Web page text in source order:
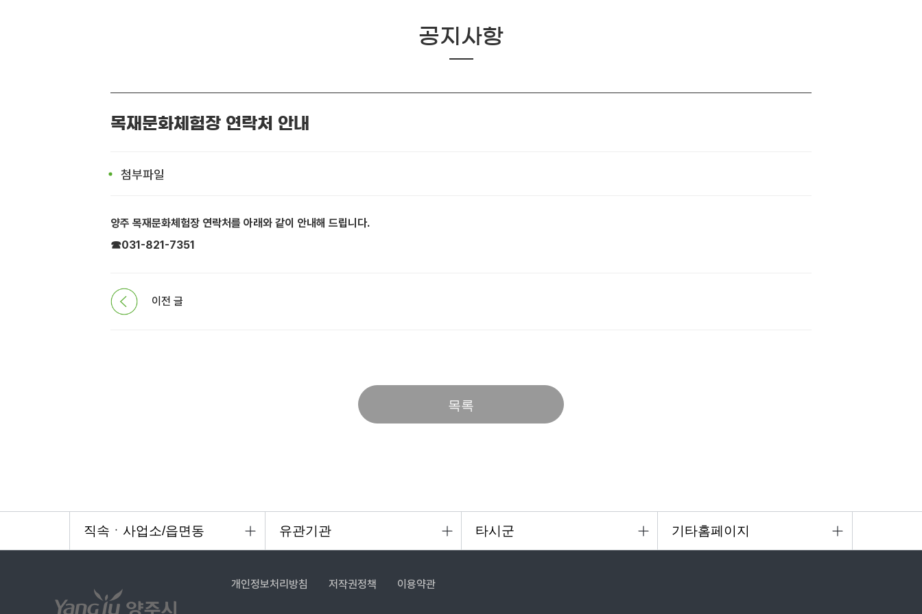
공지사항
목재문화체험장 연락처 안내
첨부파일
양주 목재문화체험장 연락처를 아래와 같이 안내해 드립니다.
☎031-821-7351
이전 글
목록
개인정보처리방침 저작권정책 이용약관